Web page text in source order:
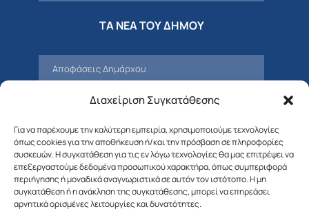
Διαχείριση Συγκατάθεσης
Για να παρέχουμε την καλύτερη εμπειρία, χρησιμοποιούμε τεχνολογίες
όπως cookies για την αποθήκευση ή/και την πρόσβαση σε πληροφορίες
συσκευών. Η συγκατάθεση για τις εν λόγω τεχνολογίες θα μας επιτρέψει να
επεξεργαστούμε δεδομένα προσωπικού χαρακτήρα, όπως συμπεριφορά
περιήγησης ή μοναδικά αναγνωριστικά σε αυτόν τον ιστότοπο. Η μη
συγκατάθεση ή η ανάκληση της συγκατάθεσης, μπορεί να επηρεάσει
αρνητικά ορισμένες λειτουργίες και δυνατότητες.
ΤΑ ΝΕΑ ΤΟΥ ΔΗΜΟΥ
Αποφάσεις Δημάρχου
Προσκλήσεις – Αποφάσεις Δημοτικού
Δελτία Τύπου – Νέα – Ανακοινώσεις
Δημοτική Επιτροπή
Διαβουλεύσεις